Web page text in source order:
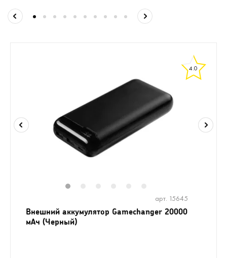
4.0
арт. 15645
Внешний аккумулятор Gamechanger 20000
мАч (Черный)